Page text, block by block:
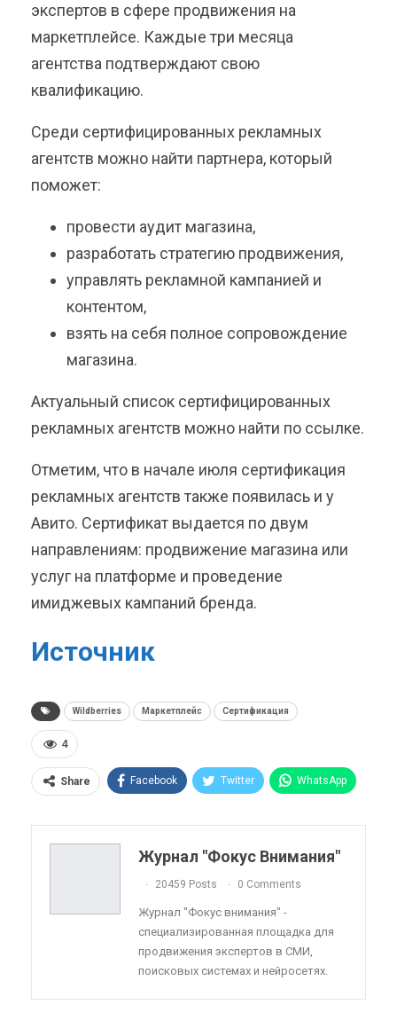
экспертов в сфере продвижения на
маркетплейсе. Каждые три месяца
агентства подтверждают свою
квалификацию.
Среди сертифицированных рекламных
агентств можно найти партнера, который
поможет:
провести аудит магазина,
разработать стратегию продвижения,
управлять рекламной кампанией и
контентом,
взять на себя полное сопровождение
магазина.
Актуальный список сертифицированных
рекламных агентств можно найти по ссылке.
Отметим, что в начале июля сертификация
рекламных агентств также появилась и у
Авито. Сертификат выдается по двум
направлениям: продвижение магазина или
услуг на платформе и проведение
имиджевых кампаний бренда.
Источник
Wildberries Маркетплейс Сертификация
4
Share Facebook Twitter WhatsApp
Telegram VK Viber
Linkedin Tumblr
Журнал "Фокус Внимания"
20459 Posts 0 Comments
Журнал "Фокус внимания" -
специализированная площадка для
продвижения экспертов в СМИ,
поисковых системах и нейросетях.